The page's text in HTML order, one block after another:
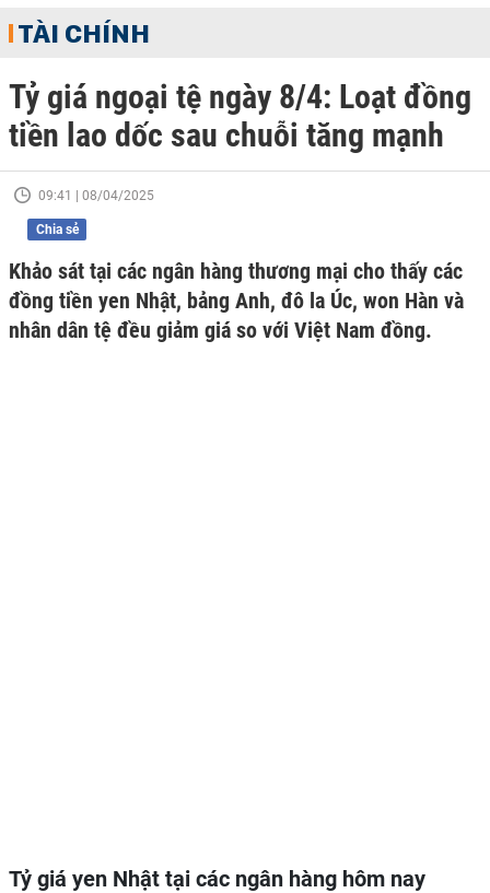
TÀI CHÍNH
Tỷ giá ngoại tệ ngày 8/4: Loạt đồng
tiền lao dốc sau chuỗi tăng mạnh
09:41 | 08/04/2025
Chia sẻ
Khảo sát tại các ngân hàng thương mại cho thấy các
đồng tiền yen Nhật, bảng Anh, đô la Úc, won Hàn và
nhân dân tệ đều giảm giá so với Việt Nam đồng.
Tỷ giá yen Nhật tại các ngân hàng hôm nay